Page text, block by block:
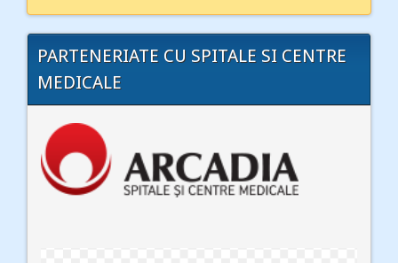
PARTENERIATE CU SPITALE SI CENTRE
MEDICALE